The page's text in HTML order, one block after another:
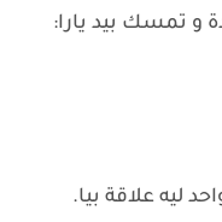
و تمسك بيد يارا:
ليه علاقة بيا.